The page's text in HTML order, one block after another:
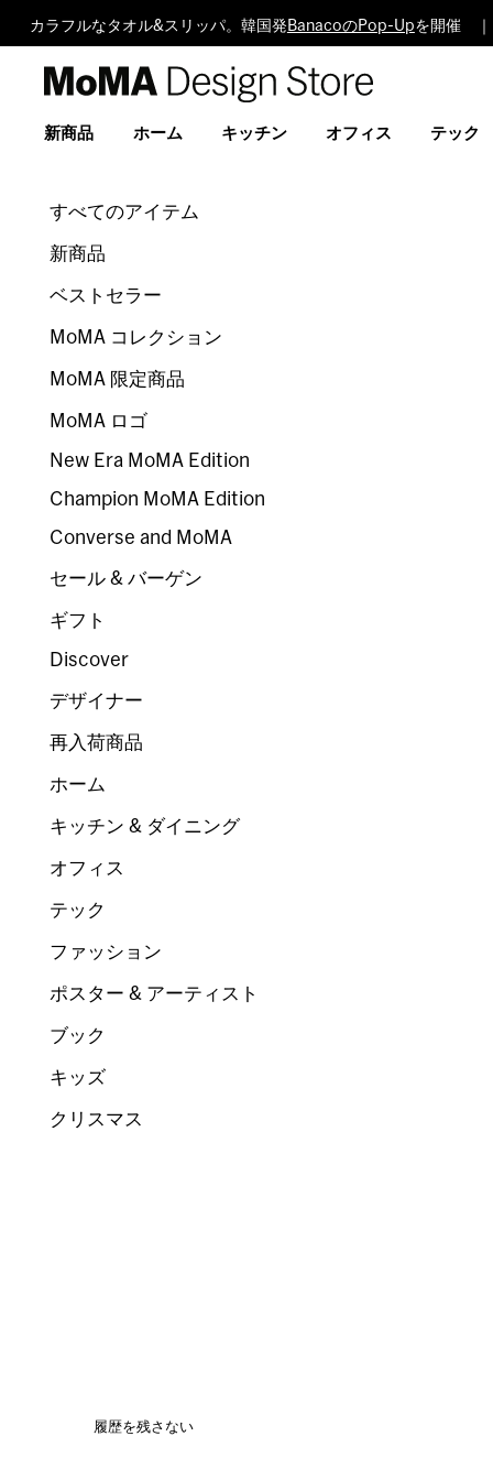
カラフルなタオル&スリッパ。韓国発 BanacoのPop-Upを開催
Design
新商品 ホーム キッチン オフィス テック
すべてのアイテム
新商品
ベストセラー
MoMA コレクション
MoMA 限定商品
MoMA ロゴ
New Era MoMA Edition
Champion MoMA Edition
Converse and MoMA
セール & バーゲン
ギフト
Discover
デザイナー
再入荷商品
ホーム
キッチン & ダイニング
オフィス
テック
ファッション
ポスター & アーティスト
ブック
キッズ
クリスマス
履歴を残さない